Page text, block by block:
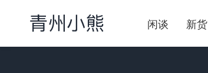
闲谈 新货